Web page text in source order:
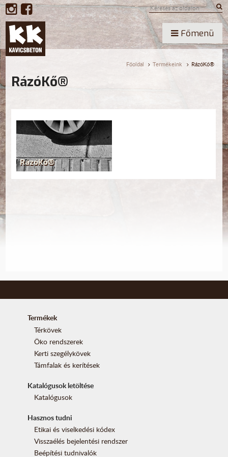
Főmenü
Főoldal Termékeink RázóKő®
RázóKő®
RázóKő®
Termékek
Térkövek
Öko rendszerek
Kerti szegélykövek
Támfalak és kerítések
Katalógusok letöltése
Katalógusok
Hasznos tudni
Etikai és viselkedési kódex
Visszaélés bejelentési rendszer
Beépítési tudnivalók